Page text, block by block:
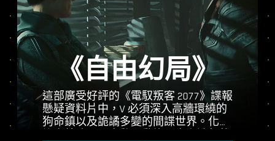
《自由幻局》
這部廣受好評的《電馭叛客 2077》諜報
懸疑資料片中，V 必須深入高牆環繞的
狗命鎮以及詭譎多變的間諜世界。化身